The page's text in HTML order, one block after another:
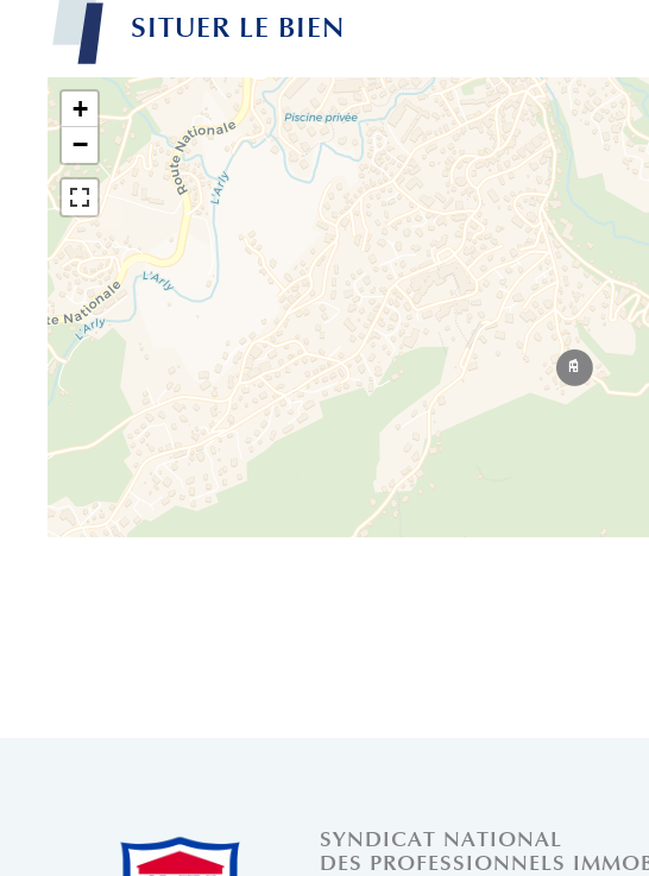
SITUER LE BIEN
+
−
SYNDICAT NATIONAL
DES PROFESSIONNELS